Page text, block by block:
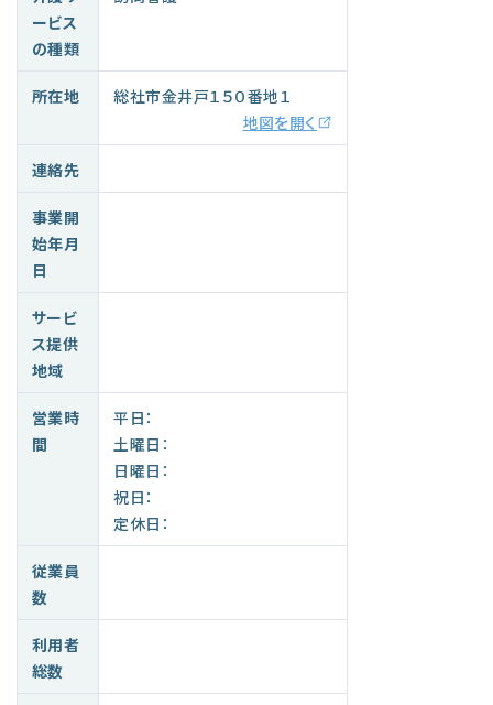
ービス
の種類
所在地
総社市金井戸１５０番地１
地図を開く
連絡先
事業開
始年月
日
サービ
ス提供
地域
営業時
間
平日：
土曜日：
日曜日：
祝日：
定休日：
従業員
数
利用者
総数